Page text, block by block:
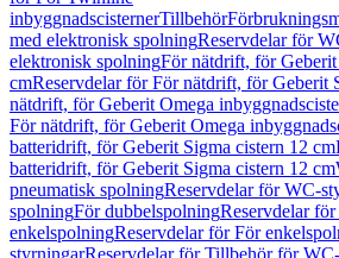
inbyggnadscisternerTillbehör
med elektronisk spolningReservdelar för
elektronisk spolningFör nätdrift, för
cmReservdelar för För nätdrift, för Geberit
nätdrift, för Geberit Omega
För nätdrift, för Geberit Omega
batteridrift, för Geberit Sigma cistern 12 cm
batteridrift, för Geberit Sigma cistern 12 cm
pneumatisk spolningReservdelar för WC-
spolningFör dubbelspolningReservdelar
enkelspolningReservdelar för För
styrningarReservdelar för Tillbehör för WC-